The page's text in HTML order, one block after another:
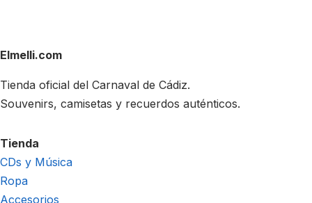
Elmelli.com
Tienda oficial del Carnaval de Cádiz.
Souvenirs, camisetas y recuerdos auténticos.
Tienda
CDs y Música
Ropa
Accesorios